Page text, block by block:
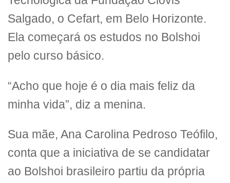
Salgado, o Cefart, em Belo Horizonte.
Ela começará os estudos no Bolshoi
pelo curso básico.
“Acho que hoje é o dia mais feliz da
minha vida”, diz a menina.
Sua mãe, Ana Carolina Pedroso Teófilo,
conta que a iniciativa de se candidatar
ao Bolshoi brasileiro partiu da própria